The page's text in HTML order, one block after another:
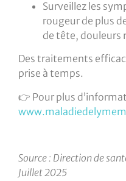
Surveillez les
rougeur de plus
de tête, douleurs
Des traitements
prise à temps.
👉 Pour plus
Source : Direction de
Juillet 2025